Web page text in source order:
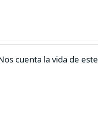
cuenta la vida de este